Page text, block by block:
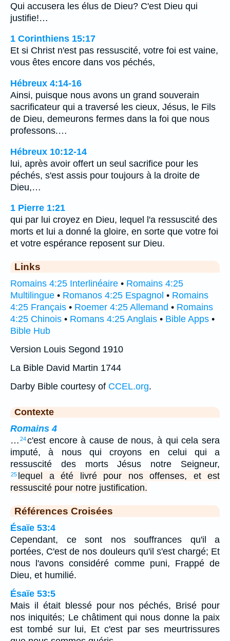
Qui accusera les élus de Dieu? C'est Dieu qui
justifie!…
1 Corinthiens 15:17
Et si Christ n'est pas ressuscité, votre foi est vaine,
vous êtes encore dans vos péchés,
Hébreux 4:14-16
Ainsi, puisque nous avons un grand souverain
sacrificateur qui a traversé les cieux, Jésus, le Fils
de Dieu, demeurons fermes dans la foi que nous
professons.…
Hébreux 10:12-14
lui, après avoir offert un seul sacrifice pour les
péchés, s'est assis pour toujours à la droite de
Dieu,…
1 Pierre 1:21
qui par lui croyez en Dieu, lequel l'a ressuscité des
morts et lui a donné la gloire, en sorte que votre foi
et votre espérance reposent sur Dieu.
Links
Romains 4:25 Interlinéaire • Romains 4:25
Multilingue • Romanos 4:25 Espagnol • Romains
4:25 Français • Roemer 4:25 Allemand • Romains
4:25 Chinois • Romans 4:25 Anglais • Bible Apps •
Bible Hub
Version Louis Segond 1910
La Bible David Martin 1744
Darby Bible courtesy of CCEL.org.
Contexte
Romains 4
… 24c'est encore à cause de nous, à qui cela sera
imputé, à nous qui croyons en celui qui a
ressuscité des morts Jésus notre Seigneur,
25 lequel a été livré pour nos offenses, et est
ressuscité pour notre justification.
Références Croisées
Ésaïe 53:4
Cependant, ce sont nos souffrances qu'il a
portées, C'est de nos douleurs qu'il s'est chargé; Et
nous l'avons considéré comme puni, Frappé de
Dieu, et humilié.
Ésaïe 53:5
Mais il était blessé pour nos péchés, Brisé pour
nos iniquités; Le châtiment qui nous donne la paix
est tombé sur lui, Et c'est par ses meurtrissures